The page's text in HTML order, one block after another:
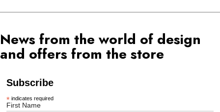
News from the world of design
and offers from the store
Subscribe
* indicates required
First Name